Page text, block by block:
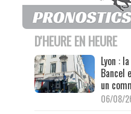
D'HEURE EN HEURE
Lyon :
Bancel
un
06/08/